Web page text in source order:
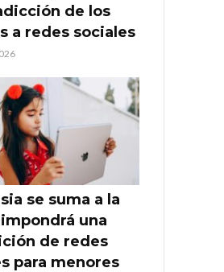
de los
a redes sociales
se suma a la
una
de redes
para menores